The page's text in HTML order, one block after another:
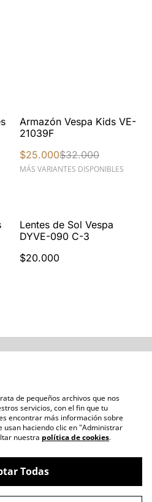
%
Armazón Vespa Kids VE-
21039F
$25.000$32.000
MÁS VARIANTES DISPONIBLES
Lentes de Sol Vespa
DYVE-090 C-3
$20.000
Blogs
de pequeños archivos que nos
servicios, con el fin que tu
encontrar más información sobre
usan haciendo clic en "Administrar
nuestra política de cookies.
Todas